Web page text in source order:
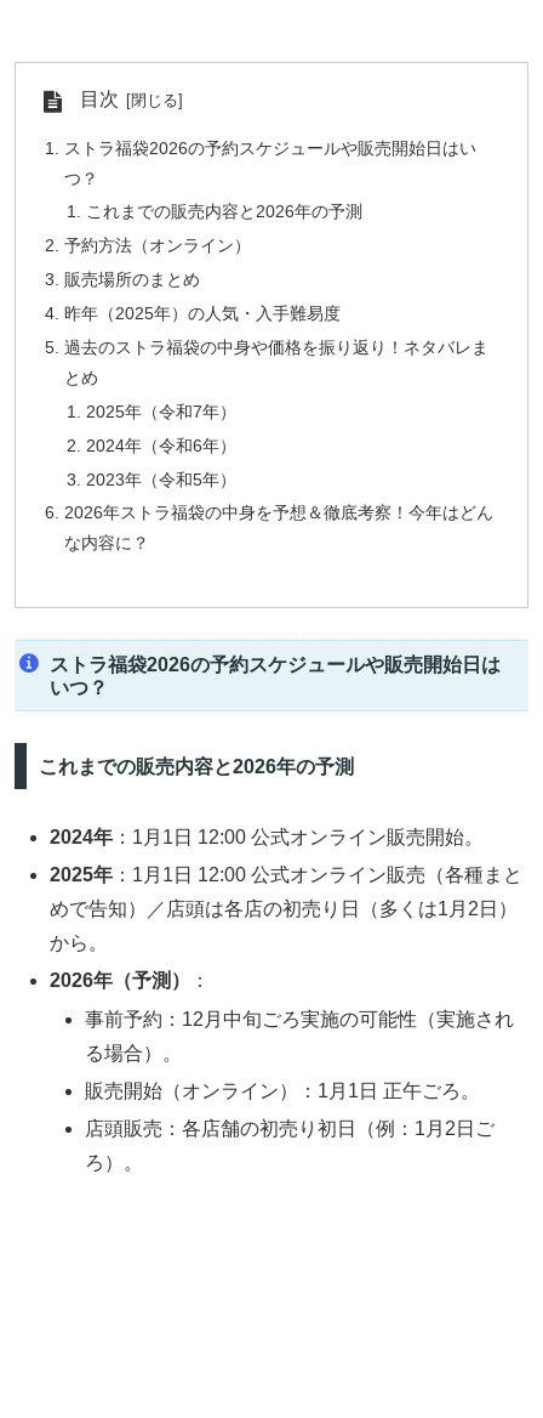
目次
ストラ福袋2026の予約スケジュールや販売開始日はい
つ？
これまでの販売内容と2026年の予測
予約方法（オンライン）
販売場所のまとめ
昨年（2025年）の人気・入手難易度
過去のストラ福袋の中身や価格を振り返り！ネタバレま
とめ
2025年（令和7年）
2024年（令和6年）
2023年（令和5年）
2026年ストラ福袋の中身を予想＆徹底考察！今年はどん
な内容に？
ストラ福袋2026の予約スケジュールや販売開始日は
いつ？
これまでの販売内容と2026年の予測
2024年 ：1月1日 12:00 公式オンライン販売開始。
2025年 ：1月1日 12:00 公式オンライン販売（各種まと
めで告知）／店頭は各店の初売り日（多くは1月2日）
から。
2026年（予測）
：
事前予約：12月中旬ごろ実施の可能性（実施され
る場合）。
販売開始（オンライン）：1月1日 正午ごろ。
店頭販売：各店舗の初売り初日（例：1月2日ご
ろ）。